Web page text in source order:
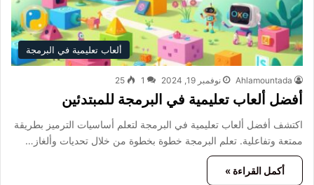
ألعاب تعليمية في البرمجة
Ahlamountada نوفمبر 19, 2024 1
25
أفضل ألعاب تعليمية في البرمجة للمبتدئين
اكتشف أفضل ألعاب تعليمية في البرمجة لتعلم أساسيات الترميز بطريقة
ممتعة وتفاعلية. تعلم البرمجة خطوة بخطوة من خلال تحديات وألغاز…
أكمل القراءة »